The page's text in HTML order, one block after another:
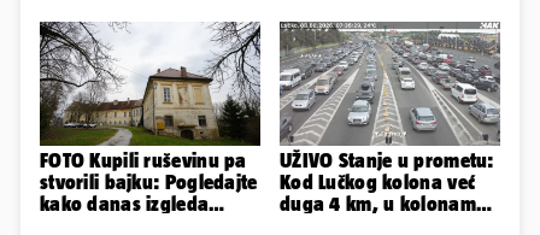
FOTO Kupili ruševinu pa
stvorili bajku: Pogledajte
kako danas izgleda
UŽIVO Stanje u prometu:
Kod Lučkog kolona već
duga 4 km, u kolonama